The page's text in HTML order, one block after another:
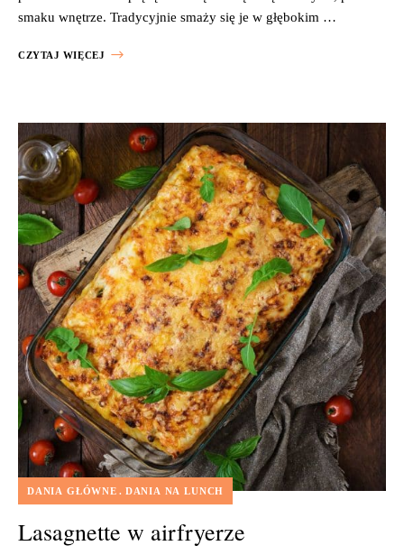
smaku wnętrze. Tradycyjnie smaży się je w głębokim …
CZYTAJ WIĘCEJ
DANIA GŁÓWNE DANIA NA LUNCH
Lasagnette w airfryerze